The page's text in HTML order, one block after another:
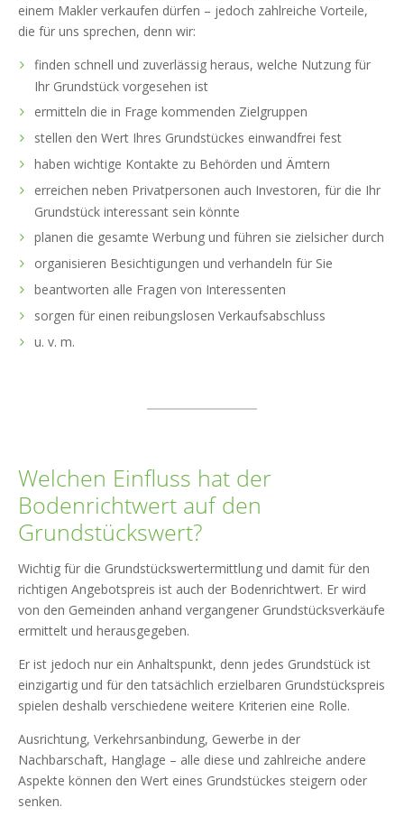
einem Makler verkaufen dürfen – jedoch zahlreiche Vorteile,
die für uns sprechen, denn wir:
finden schnell und zuverlässig heraus, welche Nutzung für
Ihr Grundstück vorgesehen ist
ermitteln die in Frage kommenden Zielgruppen
stellen den Wert Ihres Grundstückes einwandfrei fest
haben wichtige Kontakte zu Behörden und Ämtern
erreichen neben Privatpersonen auch Investoren, für die Ihr
Grundstück interessant sein könnte
planen die gesamte Werbung und führen sie zielsicher durch
organisieren Besichtigungen und verhandeln für Sie
beantworten alle Fragen von Interessenten
sorgen für einen reibungslosen Verkaufsabschluss
u. v. m.
Welchen Einfluss hat der
Bodenrichtwert auf den
Grundstückswert?
Wichtig für die Grundstückswertermittlung und damit für den
richtigen Angebotspreis ist auch der Bodenrichtwert. Er wird
von den Gemeinden anhand vergangener Grundstücksverkäufe
ermittelt und herausgegeben.
Er ist jedoch nur ein Anhaltspunkt, denn jedes Grundstück ist
einzigartig und für den tatsächlich erzielbaren Grundstückspreis
spielen deshalb verschiedene weitere Kriterien eine Rolle.
Ausrichtung, Verkehrsanbindung, Gewerbe in der
Nachbarschaft, Hanglage – alle diese und zahlreiche andere
Aspekte können den Wert eines Grundstückes steigern oder
senken.